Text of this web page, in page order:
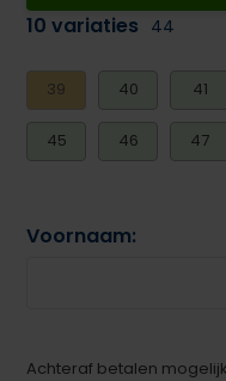
10 variaties 44
39 40 41
45 46 47
Voornaam:
Achteraf betalen